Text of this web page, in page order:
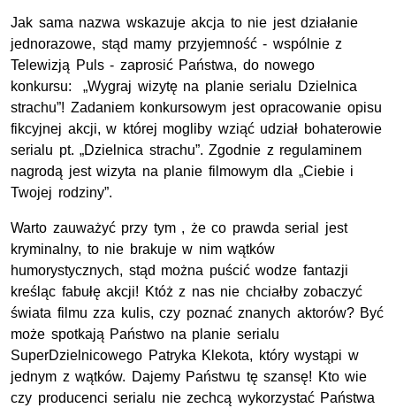
Jak sama nazwa wskazuje akcja to nie jest działanie
jednorazowe, stąd mamy przyjemność - wspólnie z
Telewizją Puls - zaprosić Państwa, do nowego
konkursu: „Wygraj wizytę na planie serialu Dzielnica
strachu”! Zadaniem konkursowym jest opracowanie opisu
fikcyjnej akcji, w której mogliby wziąć udział bohaterowie
serialu pt. „Dzielnica strachu”. Zgodnie z regulaminem
nagrodą jest wizyta na planie filmowym dla „Ciebie i
Twojej rodziny”.
Warto zauważyć przy tym , że co prawda serial jest
kryminalny, to nie brakuje w nim wątków
humorystycznych, stąd można puścić wodze fantazji
kreśląc fabułę akcji! Któż z nas nie chciałby zobaczyć
świata filmu zza kulis, czy poznać znanych aktorów? Być
może spotkają Państwo na planie serialu
SuperDzielnicowego Patryka Klekota, który wystąpi w
jednym z wątków. Dajemy Państwu tę szansę! Kto wie
czy producenci serialu nie zechcą wykorzystać Państwa